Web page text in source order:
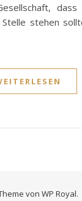
dass
stehen
von WP Royal.